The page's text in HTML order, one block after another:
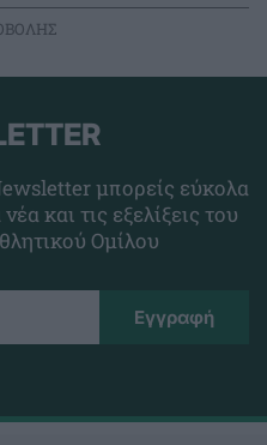
μπορείς εύκολα
και τις εξελίξεις του
Ομίλου